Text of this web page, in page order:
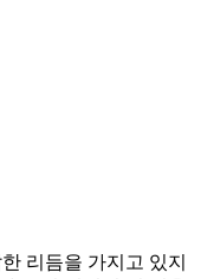
리듬을 가지고 있지